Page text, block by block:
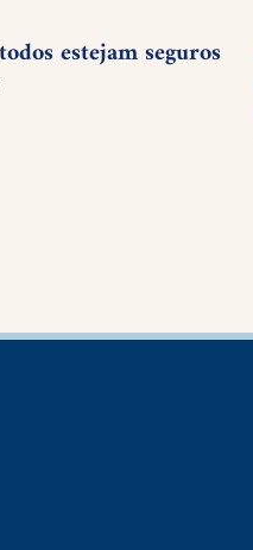
estejam seguros